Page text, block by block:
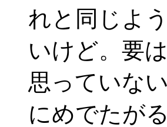
れと同じよ
いけど。要
思っていな
にめでたが